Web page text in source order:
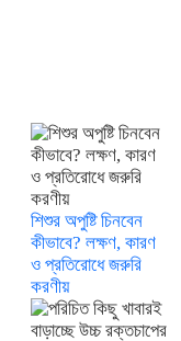
শিশুর অপুষ্টি চিনবেন
কীভাবে? লক্ষণ, কারণ
ও প্রতিরোধে জরুরি
করণীয়